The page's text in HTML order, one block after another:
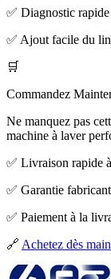
✅ Diagnostic
✅ Ajout facile du
🛒
Commandez
Ne manquez pas
machine à laver
✅ Livraison rapide
✅ Garantie
✅ Paiement à la
🔗 Achetez dès